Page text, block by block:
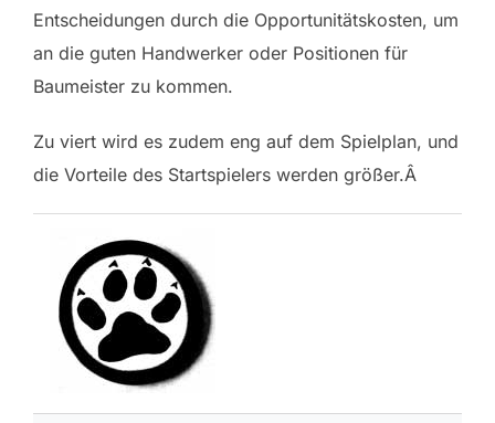
Entscheidungen durch die Opportunitätskosten, um
an die guten Handwerker oder Positionen für
Baumeister zu kommen.
Zu viert wird es zudem eng auf dem Spielplan, und
die Vorteile des Startspielers werden größer.Â